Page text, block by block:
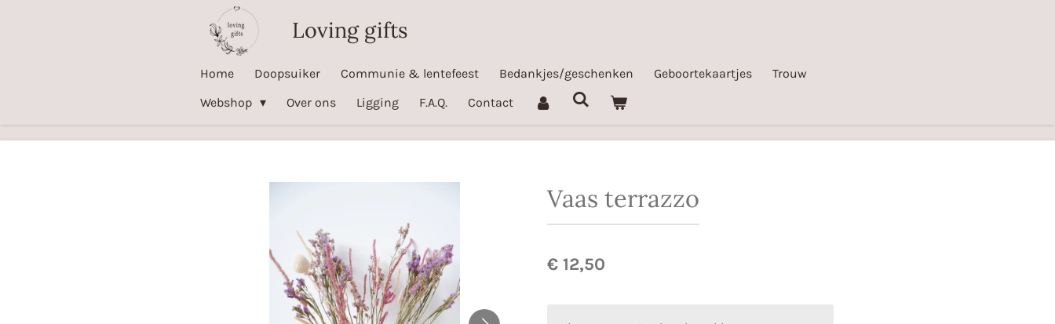
Loving gifts
Home Doopsuiker Communie & lentefeest Bedankjes/geschenken Geboortekaartjes
Trouw
Webshop
Over ons Ligging F.A.Q. Contact
Vaas terrazzo
€ 12,50